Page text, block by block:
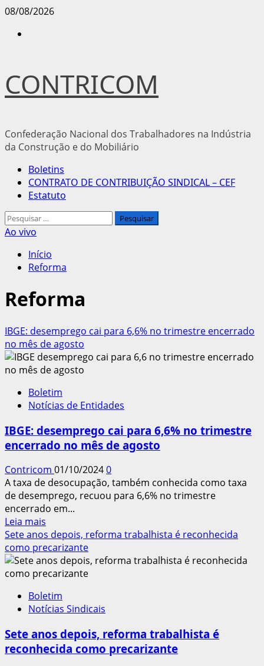
Avançar
08/08/2026
CONTRICOM
Confederação Nacional dos Trabalhadores na Indústria
da Construção e do Mobiliário
Menu
principal
Boletins
CONTRATO DE CONTRIBUIÇÃO SINDICAL – CEF
Estatuto
Pesquisar
por:
Ao vivo
Início
Reforma
Reforma
IBGE: desemprego cai para 6,6% no trimestre encerrado
no mês de agosto
Boletim
Notícias de Entidades
IBGE: desemprego cai para 6,6% no trimestre
encerrado no mês de agosto
Contricom 01/10/20240
A taxa de desocupação, também conhecida como taxa
de desemprego, recuou para 6,6% no trimestre
encerrado em...
Leia mais
mais
sobre
IBGE:
desemprego
para
6,6%
trimestre
encerrado
Sete anos depois, reforma trabalhista é reconhecida
como precarizante
Boletim
Notícias Sindicais
Sete anos depois, reforma trabalhista é
reconhecida como precarizante